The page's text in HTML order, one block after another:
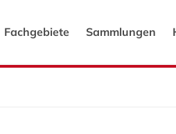
Fachgebiete Sammlungen